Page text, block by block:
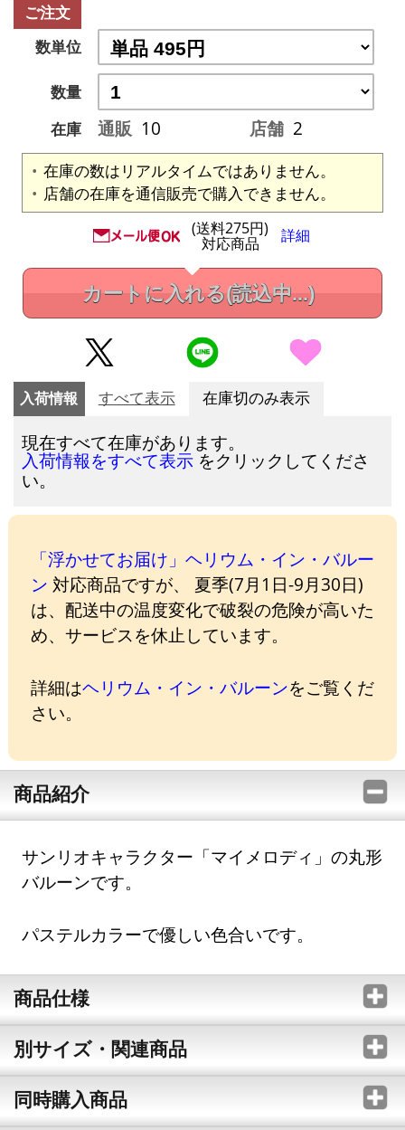
ご注文
数単位
数量
在庫
通販 10 店舗 2
在庫の数はリアルタイムではありません。
店舗の在庫を通信販売で購入できません。
(送料275円)
対応商品 詳細
カートに入れる(読込中...)
入荷情報 すべて表示 在庫切のみ表示
現在すべて在庫があります。
入荷情報をすべて表示 をクリックしてくださ
い。
「浮かせてお届け」ヘリウム・イン・バルー
ン 対応商品ですが、 夏季(7月1日-9月30日)
は、配送中の温度変化で破裂の危険が高いた
め、サービスを休止しています。
詳細はヘリウム・イン・バルーンをご覧くだ
さい。
商品紹介
サンリオキャラクター「マイメロディ」の丸形
バルーンです。
パステルカラーで優しい色合いです。
商品仕様
別サイズ・関連商品
同時購入商品